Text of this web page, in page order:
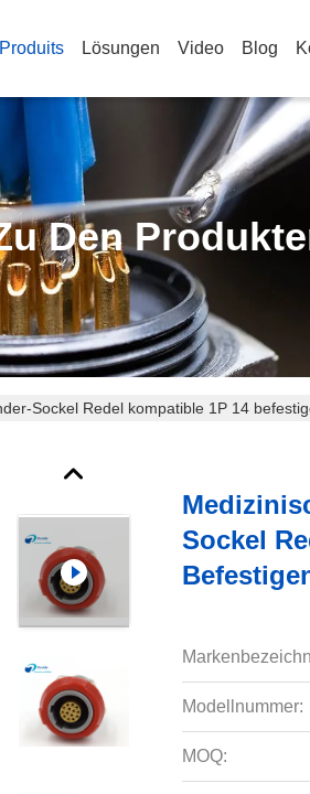
Produits Lösungen Video Blog
Den
Sockel Redel kompatible 1P 14
Sockel
Modellnummer:
MOQ: